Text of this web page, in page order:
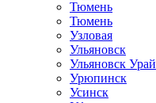
Тюмень
Тюмень
Узловая
Ульяновск
Ульяновск Урай
Урюпинск
Усинск